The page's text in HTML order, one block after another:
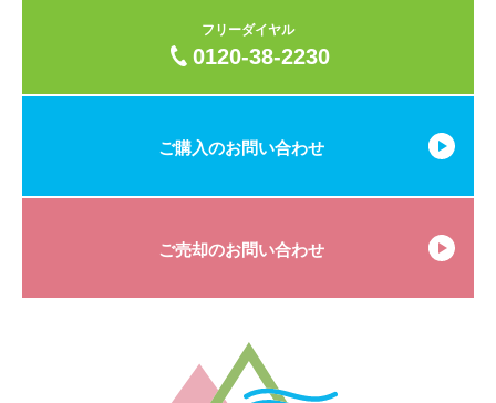
フリーダイヤル
0120-38-2230
ご購入のお問い合わせ
ご売却のお問い合わせ